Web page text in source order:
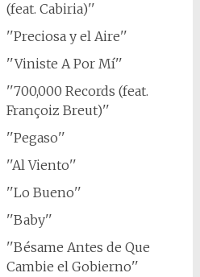
(feat. Cabiria)''
''Preciosa y el Aire''
''Viniste A Por Mí''
''700,000 Records (feat.
Françoiz Breut)''
''Pegaso''
''Al Viento''
''Lo Bueno''
''Baby''
''Bésame Antes de Que
Cambie el Gobierno''